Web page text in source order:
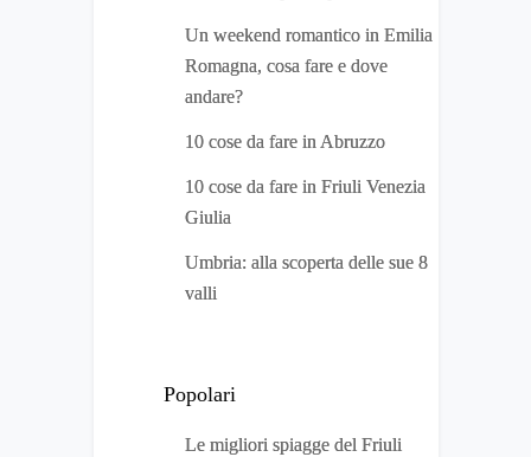
Un weekend romantico in Emilia
Romagna, cosa fare e dove
andare?
10 cose da fare in Abruzzo
10 cose da fare in Friuli Venezia
Giulia
Umbria: alla scoperta delle sue 8
valli
Popolari
Le migliori spiagge del Friuli